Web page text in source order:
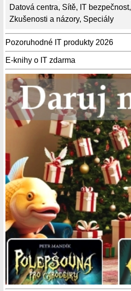
Datová centra, Sítě, IT bezpečnost,
Zkušenosti a názory, Speciály
Pozoruhodné IT produkty 2026
E-knihy o IT zdarma